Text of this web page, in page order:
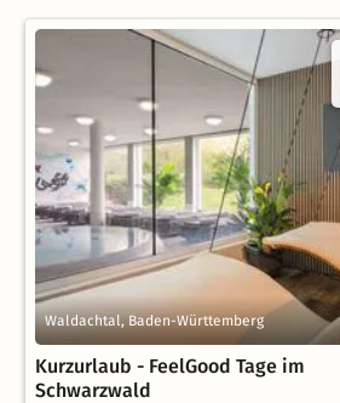
Waldachtal, Baden-Württemberg
Kurzurlaub - FeelGood Tage im
Schwarzwald